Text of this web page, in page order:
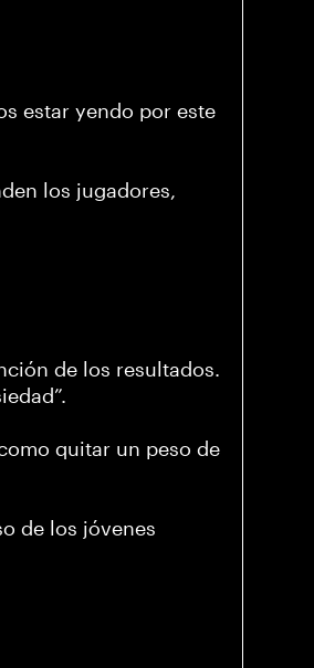
estar yendo por este
los jugadores,
de los resultados.
quitar un peso de
de los jóvenes